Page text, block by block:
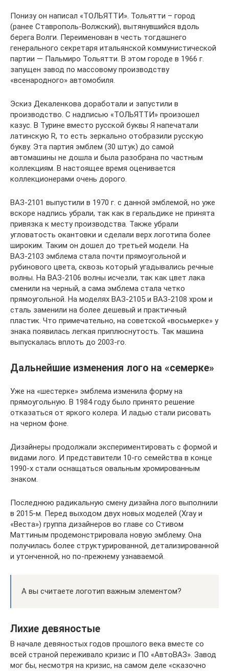
Понизу он написал «ТОЛЬЯТТИ». Тольятти – город
(ранее Ставрополь-Волжский), вытянувшийся вдоль
берега Волги. Переименован в честь тогдашнего
генерального секретаря итальянской коммунистической
партии — Пальмиро Тольятти. В этом городе в 1966 г.
запущен завод по массовому производству
«всенародного» автомобиля.
Эскиз Декаленкова доработали и запустили в
производство. С надписью «ТОЛЬЯТТИ» произошел
казус. В Турине вместо русской буквы Я напечатали
латинскую R, то есть зеркально отобразили русскую
букву. Эта партия эмблем (30 штук) до самой
автомашины не дошла и была разобрана по частным
коллекциям. В настоящее время оценивается
коллекционерами очень дорого.
ВАЗ-2101 выпустили в 1970 г. с данной эмблемой, но уже
вскоре надпись убрали, так как в геральдике не принята
привязка к месту производства. Также убрали
угловатость окантовки и сделали верх логотипа более
широким. Таким он дошел до третьей модели. На
ВАЗ-2103 эмблема стала почти прямоугольной и
рубинового цвета, сквозь который угадывались речные
волны. На ВАЗ-2106 волны исчезли, так как цвет лака
сменили на черный, а сама эмблема стала четко
прямоугольной. На моделях ВАЗ-2105 и ВАЗ-2108 хром и
сталь заменили на более дешевый и практичный
пластик. Что примечательно, на советской «восьмерке» у
знака появилась легкая приплюснутость. Так машина
выпускалась вплоть до 2003-го.
Дальнейшие изменения лого на «семерке»
Уже на «шестерке» эмблема изменила форму на
прямоугольную. В 1984 году было принято решение
отказаться от яркого колера. И ладью стали рисовать
на черном фоне.
Дизайнеры продолжали экспериментировать с формой и
видами лого. И представители 10-го семейства в конце
1990-х стали оснащаться овальным хромированным
знаком.
Последнюю радикальную смену дизайна лого выполнили
в 2015-м. Перед выходом двух новых моделей (Xray и
«Веста») группа дизайнеров во главе со Стивом
Маттиным продемонстрировала новую эмблему. Она
получилась более структурированной, детализированной
и утонченной, но по-прежнему узнаваемой.
А вы считаете логотип важным элементом?
Лихие девяностые
В начале девяностых годов прошлого века вместе со
всей страной переживало кризис и ПО «АвтоВАЗ». Завод
мог бы, несмотря на кризис, на самом деле «сказочно